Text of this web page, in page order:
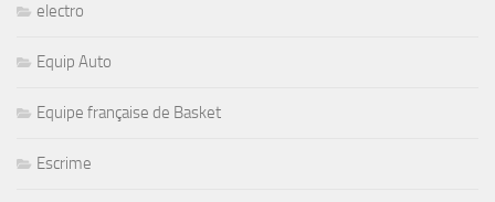
electro
Equip Auto
Equipe française de Basket
Escrime